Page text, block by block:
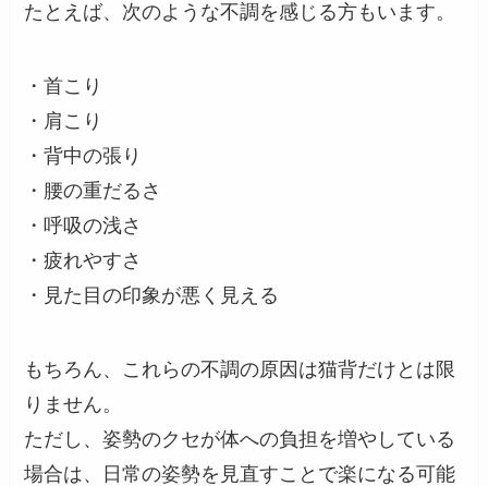
たとえば、次のような不調を感じる方もいます。
・首こり
・肩こり
・背中の張り
・腰の重だるさ
・呼吸の浅さ
・疲れやすさ
・見た目の印象が悪く見える
もちろん、これらの不調の原因は猫背だけとは限
りません。
ただし、姿勢のクセが体への負担を増やしている
場合は、日常の姿勢を見直すことで楽になる可能